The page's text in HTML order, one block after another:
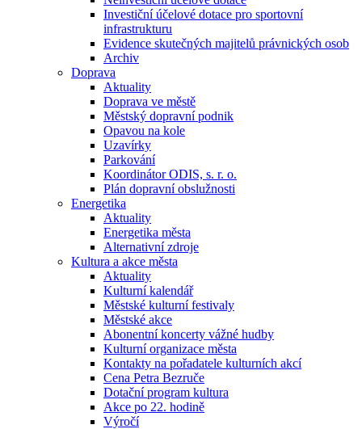
Investiční účelové dotace pro sportovní
infrastrukturu
Evidence skutečných majitelů právnických osob
Archiv
Doprava
Aktuality
Doprava ve městě
Městský dopravní podnik
Opavou na kole
Uzavírky
Parkování
Koordinátor ODIS, s. r. o.
Plán dopravní obslužnosti
Energetika
Aktuality
Energetika města
Alternativní zdroje
Kultura a akce města
Aktuality
Kulturní kalendář
Městské kulturní festivaly
Městské akce
Abonentní koncerty vážné hudby
Kulturní organizace města
Kontakty na pořadatele kulturních akcí
Cena Petra Bezruče
Dotační program kultura
Akce po 22. hodině
Výročí